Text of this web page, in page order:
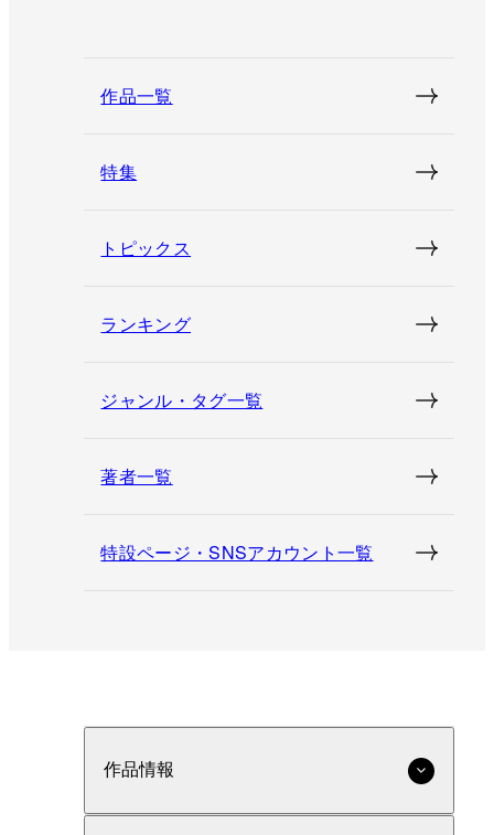
作品一覧
特集
トピックス
ランキング
ジャンル・タグ一覧
著者一覧
特設ページ・SNSアカウント一覧
作品情報